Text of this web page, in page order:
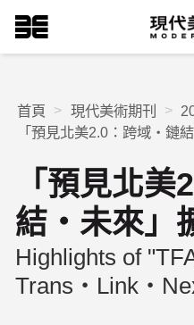
到
主
現代美
首頁 現代美術期刊
「預見北美2.0：跨域‧鏈
「預見北
結‧未來」
Highlights of